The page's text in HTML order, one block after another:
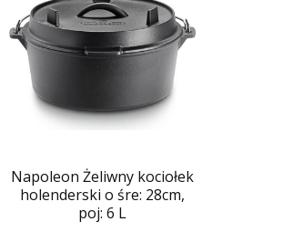
Napoleon Żeliwny kociołek
holenderski o śre: 28cm,
poj: 6 L